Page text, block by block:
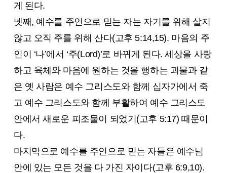
게 된다.
넷째, 예수를 주인으로 믿는 자는 자기를 위해 살지
않고 오직 주를 위해 산다(고후 5:14,15). 마음의 주
인이 ‘나’에서 ‘주(Lord)’로 바뀌게 된다. 세상을 사랑
하고 육체와 마음에 원하는 것을 행하는 괴물과 같
은 옛 사람은 예수 그리스도와 함께 십자가에서 죽
고 예수 그리스도와 함께 부활하여 예수 그리스도
안에서 새로운 피조물이 되었기(고후 5:17) 때문이
다.
마지막으로 예수를 주인으로 믿는 자들은 예수님
안에 있는 모든 것을 다 가진 자이다(고후 6:9,10).